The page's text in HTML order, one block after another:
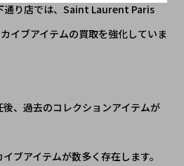
通り店では、Saint Laurent Paris
イブアイテムの買取を強化していま
、過去のコレクションアイテムが
ブアイテムが数多く存在します。